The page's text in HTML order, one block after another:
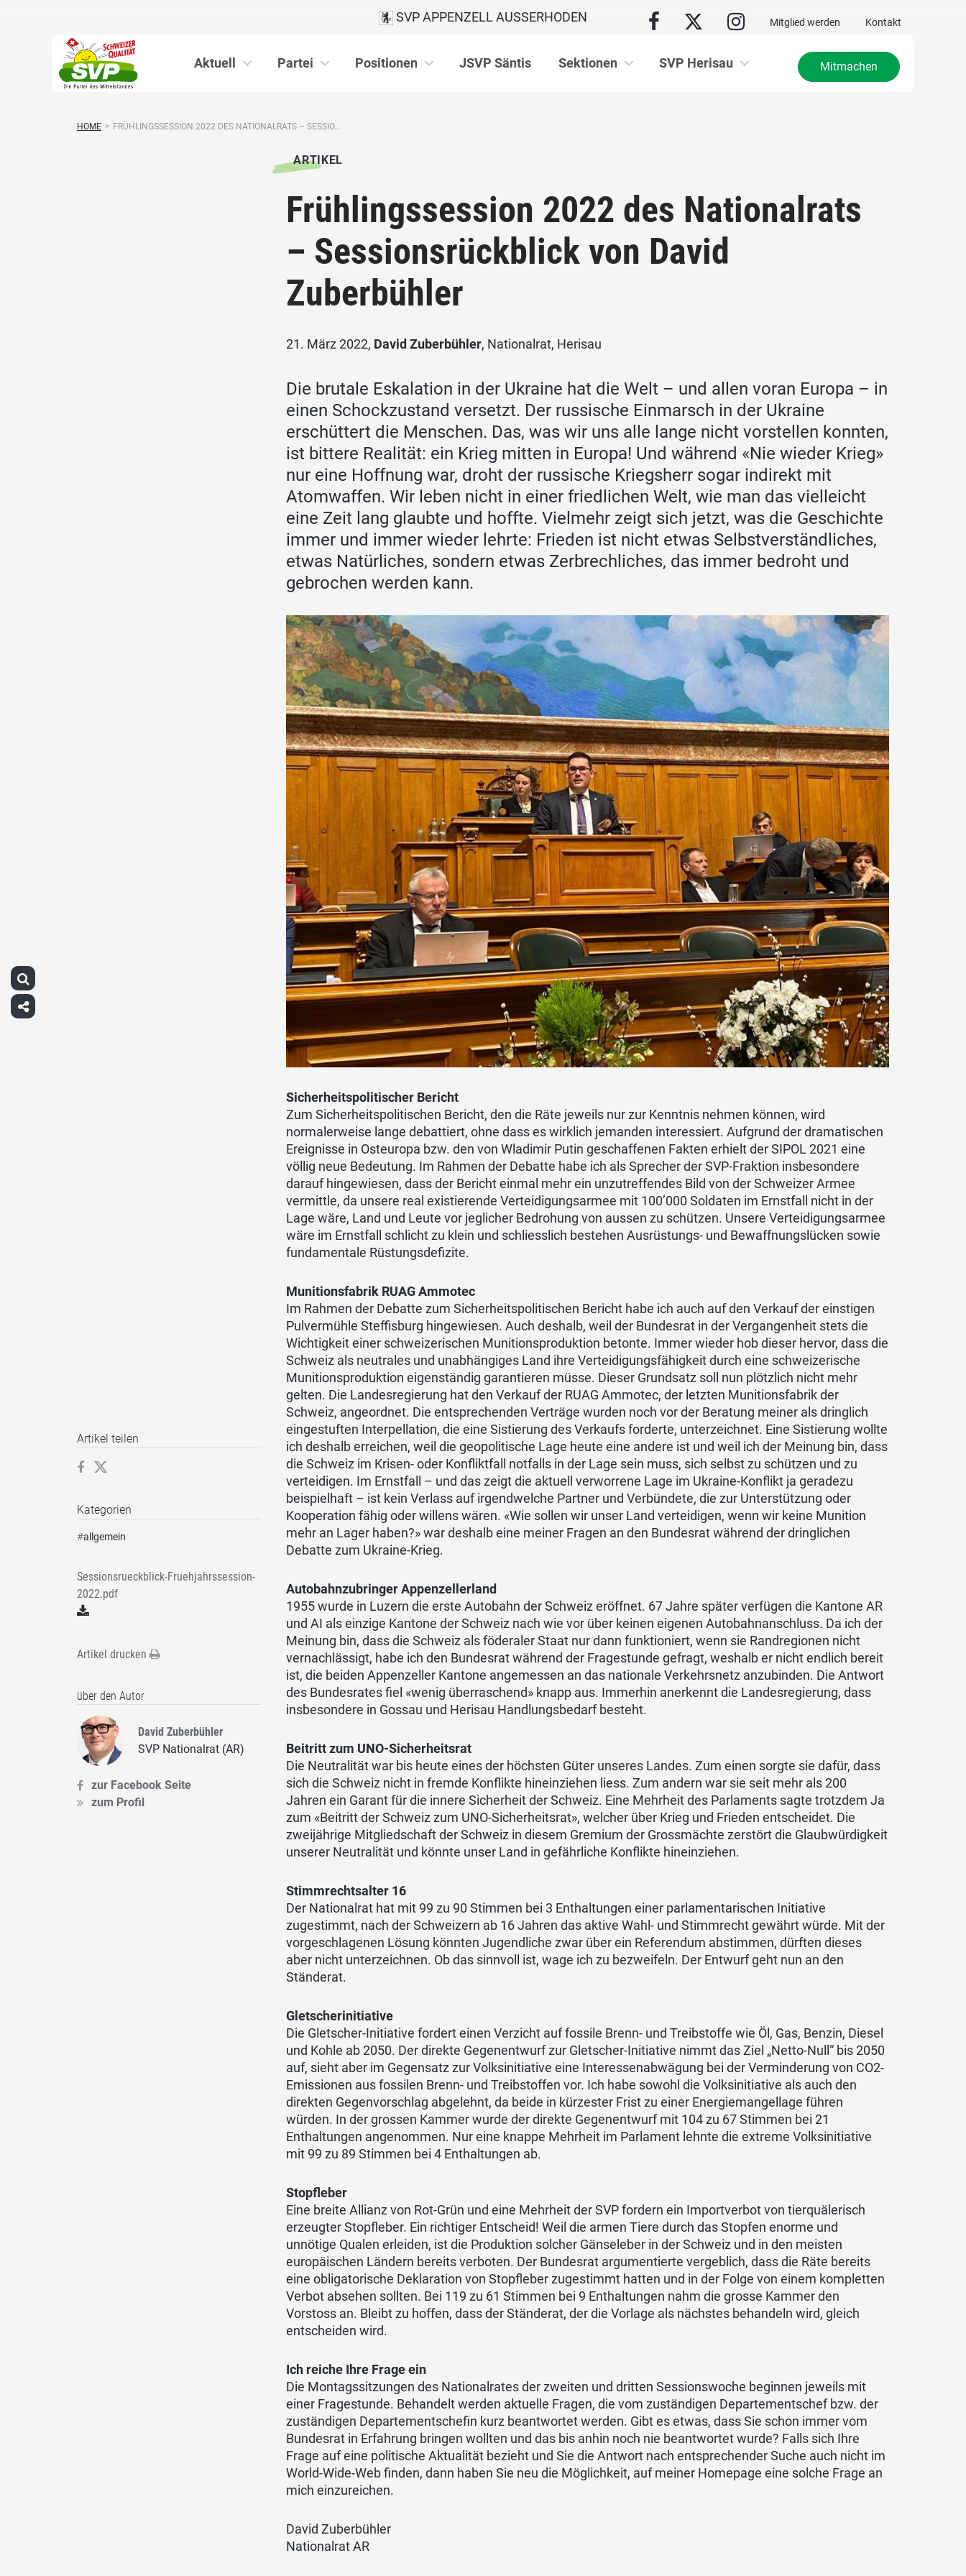
Mitglied werden Kontakt
SVP APPENZELL AUSSERHODEN
Aktuell Partei Positionen JSVP Säntis Sektionen SVP Herisau Mitmachen
HOME > FRÜHLINGSSESSION 2022 DES NATIONALRATS – SESSIO...
ARTIKEL
Frühlingssession 2022 des Nationalrats
– Sessionsrückblick von David
Zuberbühler
21. März 2022, David Zuberbühler, Nationalrat, Herisau
Die brutale Eskalation in der Ukraine hat die Welt – und allen voran Europa – in
einen Schockzustand versetzt. Der russische Einmarsch in der Ukraine
erschüttert die Menschen. Das, was wir uns alle lange nicht vorstellen konnten,
ist bittere Realität: ein Krieg mitten in Europa! Und während «Nie wieder Krieg»
nur eine Hoffnung war, droht der russische Kriegsherr sogar indirekt mit
Atomwaffen. Wir leben nicht in einer friedlichen Welt, wie man das vielleicht
eine Zeit lang glaubte und hoffte. Vielmehr zeigt sich jetzt, was die Geschichte
immer und immer wieder lehrte: Frieden ist nicht etwas Selbstverständliches,
etwas Natürliches, sondern etwas Zerbrechliches, das immer bedroht und
gebrochen werden kann.
Sicherheitspolitischer Bericht
Zum Sicherheitspolitischen Bericht, den die Räte jeweils nur zur Kenntnis nehmen können, wird
normalerweise lange debattiert, ohne dass es wirklich jemanden interessiert. Aufgrund der dramatischen
Ereignisse in Osteuropa bzw. den von Wladimir Putin geschaffenen Fakten erhielt der SIPOL 2021 eine
völlig neue Bedeutung. Im Rahmen der Debatte habe ich als Sprecher der SVP-Fraktion insbesondere
darauf hingewiesen, dass der Bericht einmal mehr ein unzutreffendes Bild von der Schweizer Armee
vermittle, da unsere real existierende Verteidigungsarmee mit 100’000 Soldaten im Ernstfall nicht in der
Lage wäre, Land und Leute vor jeglicher Bedrohung von aussen zu schützen. Unsere Verteidigungsarmee
wäre im Ernstfall schlicht zu klein und schliesslich bestehen Ausrüstungs- und Bewaffnungslücken sowie
fundamentale Rüstungsdefizite.
Munitionsfabrik RUAG Ammotec
Im Rahmen der Debatte zum Sicherheitspolitischen Bericht habe ich auch auf den Verkauf der einstigen
Pulvermühle Steffisburg hingewiesen. Auch deshalb, weil der Bundesrat in der Vergangenheit stets die
Wichtigkeit einer schweizerischen Munitionsproduktion betonte. Immer wieder hob dieser hervor, dass die
Schweiz als neutrales und unabhängiges Land ihre Verteidigungsfähigkeit durch eine schweizerische
Munitionsproduktion eigenständig garantieren müsse. Dieser Grundsatz soll nun plötzlich nicht mehr
gelten. Die Landesregierung hat den Verkauf der RUAG Ammotec, der letzten Munitionsfabrik der
Schweiz, angeordnet. Die entsprechenden Verträge wurden noch vor der Beratung meiner als dringlich
eingestuften Interpellation, die eine Sistierung des Verkaufs forderte, unterzeichnet. Eine Sistierung wollte
ich deshalb erreichen, weil die geopolitische Lage heute eine andere ist und weil ich der Meinung bin, dass
die Schweiz im Krisen- oder Konfliktfall notfalls in der Lage sein muss, sich selbst zu schützen und zu
verteidigen. Im Ernstfall – und das zeigt die aktuell verworrene Lage im Ukraine-Konflikt ja geradezu
beispielhaft – ist kein Verlass auf irgendwelche Partner und Verbündete, die zur Unterstützung oder
Kooperation fähig oder willens wären. «Wie sollen wir unser Land verteidigen, wenn wir keine Munition
mehr an Lager haben?» war deshalb eine meiner Fragen an den Bundesrat während der dringlichen
Debatte zum Ukraine-Krieg.
Autobahnzubringer Appenzellerland
1955 wurde in Luzern die erste Autobahn der Schweiz eröffnet. 67 Jahre später verfügen die Kantone AR
und AI als einzige Kantone der Schweiz nach wie vor über keinen eigenen Autobahnanschluss. Da ich der
Meinung bin, dass die Schweiz als föderaler Staat nur dann funktioniert, wenn sie Randregionen nicht
vernachlässigt, habe ich den Bundesrat während der Fragestunde gefragt, weshalb er nicht endlich bereit
ist, die beiden Appenzeller Kantone angemessen an das nationale Verkehrsnetz anzubinden. Die Antwort
des Bundesrates fiel «wenig überraschend» knapp aus. Immerhin anerkennt die Landesregierung, dass
insbesondere in Gossau und Herisau Handlungsbedarf besteht.
Beitritt zum UNO-Sicherheitsrat
Die Neutralität war bis heute eines der höchsten Güter unseres Landes. Zum einen sorgte sie dafür, dass
sich die Schweiz nicht in fremde Konflikte hineinziehen liess. Zum andern war sie seit mehr als 200
Jahren ein Garant für die innere Sicherheit der Schweiz. Eine Mehrheit des Parlaments sagte trotzdem Ja
zum «Beitritt der Schweiz zum UNO-Sicherheitsrat», welcher über Krieg und Frieden entscheidet. Die
zweijährige Mitgliedschaft der Schweiz in diesem Gremium der Grossmächte zerstört die Glaubwürdigkeit
unserer Neutralität und könnte unser Land in gefährliche Konflikte hineinziehen.
Stimmrechtsalter 16
Der Nationalrat hat mit 99 zu 90 Stimmen bei 3 Enthaltungen einer parlamentarischen Initiative
zugestimmt, nach der Schweizern ab 16 Jahren das aktive Wahl- und Stimmrecht gewährt würde. Mit der
vorgeschlagenen Lösung könnten Jugendliche zwar über ein Referendum abstimmen, dürften dieses
aber nicht unterzeichnen. Ob das sinnvoll ist, wage ich zu bezweifeln. Der Entwurf geht nun an den
Ständerat.
Gletscherinitiative
Die Gletscher-Initiative fordert einen Verzicht auf fossile Brenn- und Treibstoffe wie Öl, Gas, Benzin, Diesel
und Kohle ab 2050. Der direkte Gegenentwurf zur Gletscher-Initiative nimmt das Ziel „Netto-Null“ bis 2050
auf, sieht aber im Gegensatz zur Volksinitiative eine Interessenabwägung bei der Verminderung von CO2-
Emissionen aus fossilen Brenn- und Treibstoffen vor. Ich habe sowohl die Volksinitiative als auch den
direkten Gegenvorschlag abgelehnt, da beide in kürzester Frist zu einer Energiemangellage führen
würden. In der grossen Kammer wurde der direkte Gegenentwurf mit 104 zu 67 Stimmen bei 21
Enthaltungen angenommen. Nur eine knappe Mehrheit im Parlament lehnte die extreme Volksinitiative
mit 99 zu 89 Stimmen bei 4 Enthaltungen ab.
Stopfleber
Eine breite Allianz von Rot-Grün und eine Mehrheit der SVP fordern ein Importverbot von tierquälerisch
erzeugter Stopfleber. Ein richtiger Entscheid! Weil die armen Tiere durch das Stopfen enorme und
unnötige Qualen erleiden, ist die Produktion solcher Gänseleber in der Schweiz und in den meisten
europäischen Ländern bereits verboten. Der Bundesrat argumentierte vergeblich, dass die Räte bereits
eine obligatorische Deklaration von Stopfleber zugestimmt hatten und in der Folge von einem kompletten
Verbot absehen sollten. Bei 119 zu 61 Stimmen bei 9 Enthaltungen nahm die grosse Kammer den
Vorstoss an. Bleibt zu hoffen, dass der Ständerat, der die Vorlage als nächstes behandeln wird, gleich
entscheiden wird.
Ich reiche Ihre Frage ein
Die Montagssitzungen des Nationalrates der zweiten und dritten Sessionswoche beginnen jeweils mit
einer Fragestunde. Behandelt werden aktuelle Fragen, die vom zuständigen Departementschef bzw. der
zuständigen Departementschefin kurz beantwortet werden. Gibt es etwas, dass Sie schon immer vom
Bundesrat in Erfahrung bringen wollten und das bis anhin noch nie beantwortet wurde? Falls sich Ihre
Frage auf eine politische Aktualität bezieht und Sie die Antwort nach entsprechender Suche auch nicht im
World-Wide-Web finden, dann haben Sie neu die Möglichkeit, auf meiner Homepage eine solche Frage an
mich einzureichen.
David Zuberbühler
Nationalrat AR
Artikel teilen
Kategorien
#allgemein
Sessionsrueckblick-Fruehjahrssession-
2022.pdf
Artikel drucken
über den Autor
David Zuberbühler
SVP Nationalrat (AR)
zur Facebook Seite
zum Profil